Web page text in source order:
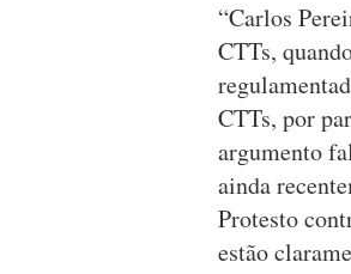
“Carlos
CTTs,
CTTs, por
argumento
ainda
Protesto
estão